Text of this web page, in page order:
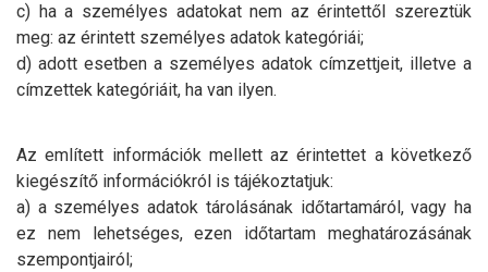
c) ha a személyes adatokat nem az érintettől szereztük
meg: az érintett személyes adatok kategóriái;
d) adott esetben a személyes adatok címzettjeit, illetve a
címzettek kategóriáit, ha van ilyen.
Az említett információk mellett az érintettet a következő
kiegészítő információkról is tájékoztatjuk:
a) a személyes adatok tárolásának időtartamáról, vagy ha
ez nem lehetséges, ezen időtartam meghatározásának
szempontjairól;